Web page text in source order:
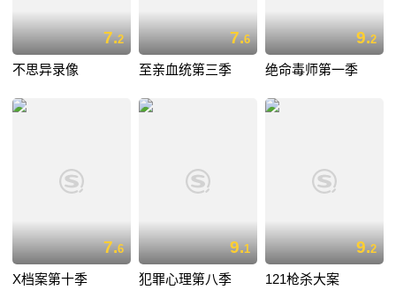
7.2
不思异录像
7.6
至亲血统第三季
9.2
绝命毒师第一季
7.6
X档案第十季
9.1
犯罪心理第八季
9.2
121枪杀大案